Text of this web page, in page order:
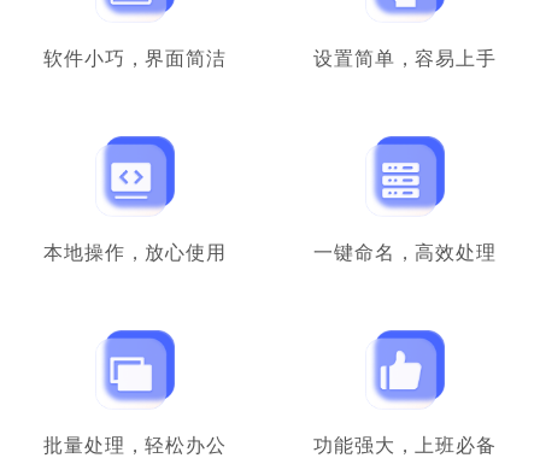
软件小巧，界面简洁 设置简单，容易上手
本地操作，放心使用 一键命名，高效处理
批量处理，轻松办公 功能强大，上班必备
希望以后越来越强大。
不爱吹空调的猪
还可以直接改掉后缀名，能够解决的问题不止
一两个，用得十分顺手。
销售经理